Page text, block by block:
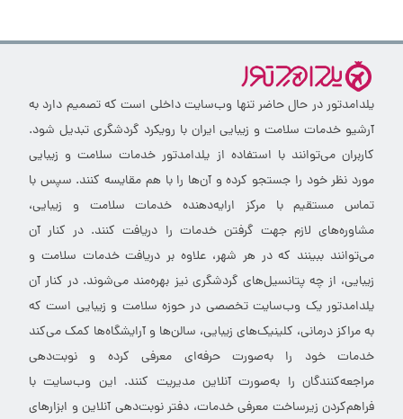
یلدامدتور در حال حاضر تنها وب‌سایت داخلی است که تصمیم دارد به
آرشیو خدمات سلامت و زیبایی ایران با رویکرد گردشگری تبدیل شود.
کاربران می‌توانند با استفاده از یلدامدتور خدمات سلامت و زیبایی
مورد نظر خود را جستجو کرده و آن‌ها را با هم مقایسه کنند. سپس با
تماس مستقیم با مرکز ارایه‌دهنده خدمات سلامت و زیبایی،
مشاوره‌های لازم جهت گرفتن خدمات را دریافت کنند. در کنار آن
می‌توانند ببینند که در هر شهر، علاوه بر دریافت خدمات سلامت و
زیبایی، از چه پتانسیل‌های گردشگری نیز بهره‌مند می‌شوند. در کنار آن
یلدامدتور یک وب‌سایت تخصصی در حوزه سلامت و زیبایی است که
به مراکز درمانی، کلینیک‌های زیبایی، سالن‌ها و آرایشگاه‌ها کمک می‌کند
خدمات خود را به‌صورت حرفه‌ای معرفی کرده و نوبت‌دهی
مراجعه‌کنندگان را به‌صورت آنلاین مدیریت کنند. این وب‌سایت با
فراهم‌کردن زیرساخت معرفی خدمات، دفتر نوبت‌دهی آنلاین و ابزارهای